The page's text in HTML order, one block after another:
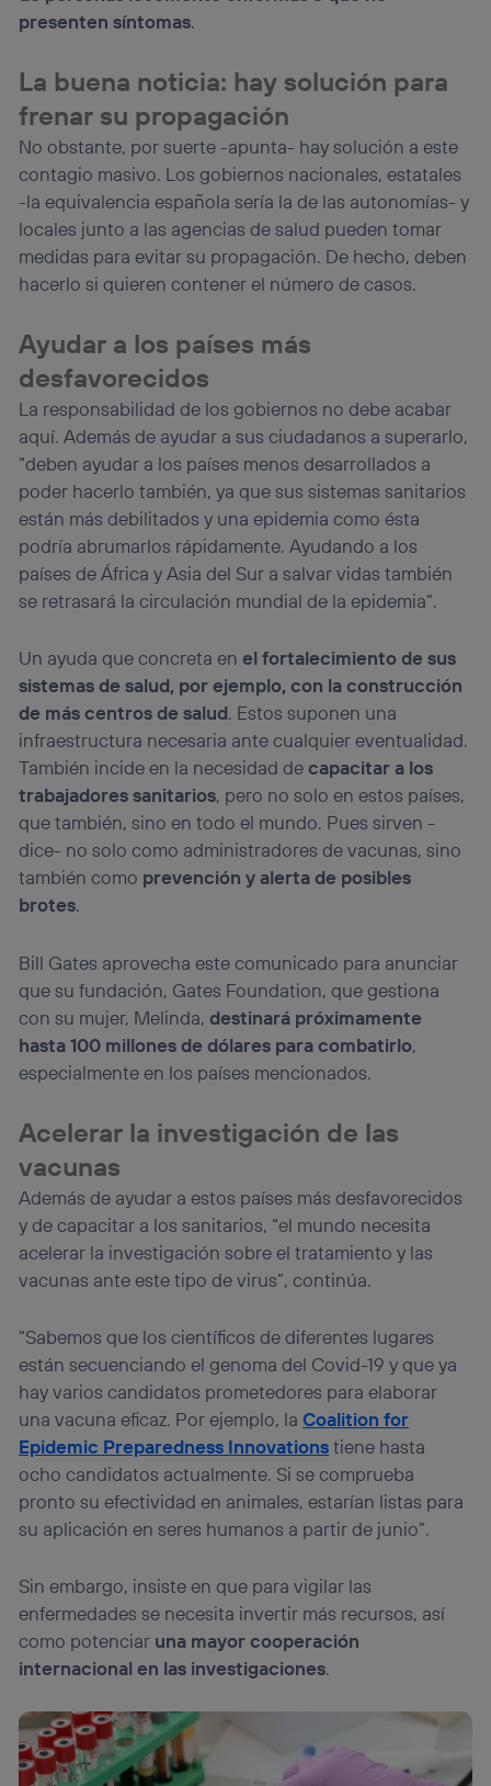
presenten síntomas.
La buena noticia: hay solución para
frenar su propagación
No obstante, por suerte -apunta- hay solución a este
contagio masivo. Los gobiernos nacionales, estatales
-la equivalencia española sería la de las autonomías- y
locales junto a las agencias de salud pueden tomar
medidas para evitar su propagación. De hecho, deben
hacerlo si quieren contener el número de casos.
Ayudar a los países más
desfavorecidos
La responsabilidad de los gobiernos no debe acabar
aquí. Además de ayudar a sus ciudadanos a superarlo,
“deben ayudar a los países menos desarrollados a
poder hacerlo también, ya que sus sistemas sanitarios
están más debilitados y una epidemia como ésta
podría abrumarlos rápidamente. Ayudando a los
países de África y Asia del Sur a salvar vidas también
se retrasará la circulación mundial de la epidemia”.
Un ayuda que concreta enel fortalecimiento de sus
sistemas de salud, por ejemplo, con la construcción
de más centros de salud. Estos suponen una
infraestructura necesaria ante cualquier eventualidad.
También incide en la necesidad decapacitar a los
trabajadores sanitarios, pero no solo en estos países,
que también, sino en todo el mundo. Pues sirven -
dice- no solo como administradores de vacunas, sino
también como prevención y alerta de posibles
brotes.
Bill Gates aprovecha este comunicado para anunciar
que su fundación, Gates Foundation, que gestiona
con su mujer, Melinda,destinará próximamente
hasta 100 millones de dólares para combatirlo,
especialmente en los países mencionados.
Acelerar la investigación de las
vacunas
Además de ayudar a estos países más desfavorecidos
y de capacitar a los sanitarios, “el mundo necesita
acelerar la investigación sobre el tratamiento y las
vacunas ante este tipo de virus”, continúa.
“Sabemos que los científicos de diferentes lugares
están secuenciando el genoma del Covid-19 y que ya
hay varios candidatos prometedores para elaborar
una vacuna eficaz. Por ejemplo, laCoalition for
Epidemic Preparedness Innovationstiene hasta
ocho candidatos actualmente. Si se comprueba
pronto su efectividad en animales, estarían listas para
su aplicación en seres humanos a partir de junio”.
Sin embargo, insiste en que para vigilar las
enfermedades se necesita invertir más recursos, así
como potenciar una mayor cooperación
internacional en las investigaciones.